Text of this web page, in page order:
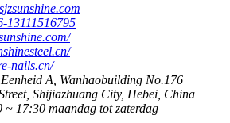
13111516795
nails.cn/
A, Wanhaobuilding No.176
Shijiazhuang City, Hebei, China
~ 17:30 maandag tot zaterdag